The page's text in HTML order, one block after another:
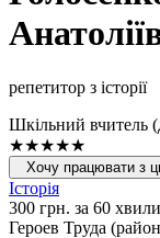
репетитор з історії
Шкільний вчитель
★★★★★
Хочу працювати з
Історія
300 грн. за 60
Героев Труда